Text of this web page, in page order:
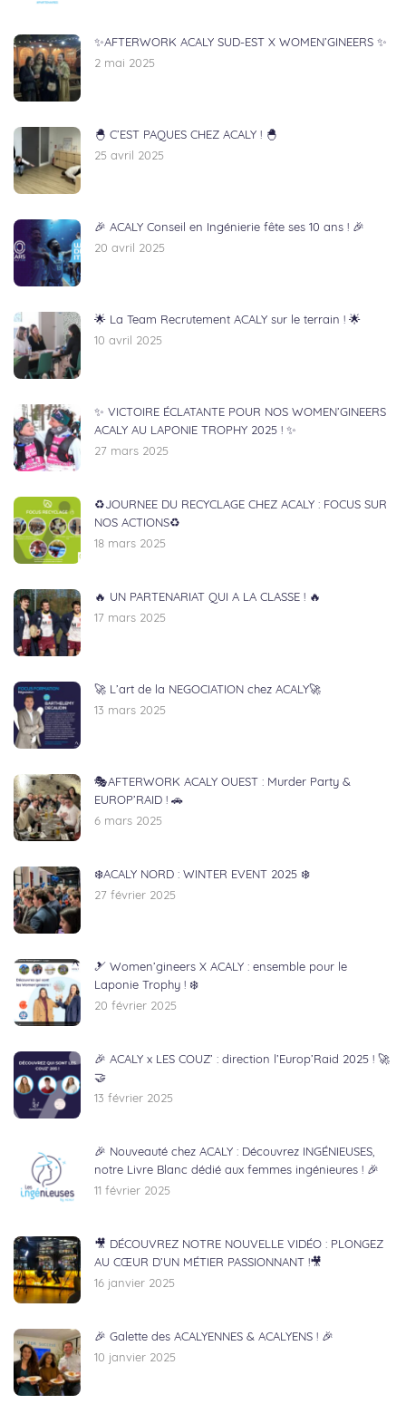
✨AFTERWORK ACALY SUD-EST X WOMEN’GINEERS ✨
2 mai 2025
🐣 C’EST PAQUES CHEZ ACALY ! 🐣
25 avril 2025
🎉 ACALY Conseil en Ingénierie fête ses 10 ans ! 🎉
20 avril 2025
🌟 La Team Recrutement ACALY sur le terrain ! 🌟
10 avril 2025
✨ VICTOIRE ÉCLATANTE POUR NOS WOMEN’GINEERS
ACALY AU LAPONIE TROPHY 2025 ! ✨
27 mars 2025
♻️JOURNEE DU RECYCLAGE CHEZ ACALY : FOCUS SUR
NOS ACTIONS♻️
18 mars 2025
🔥 UN PARTENARIAT QUI A LA CLASSE ! 🔥
17 mars 2025
🚀 L’art de la NEGOCIATION chez ACALY🚀
13 mars 2025
🎭AFTERWORK ACALY OUEST : Murder Party &
EUROP’RAID ! 🚗
6 mars 2025
❄️ACALY NORD : WINTER EVENT 2025 ❄️
27 février 2025
🎿 Women’gineers X ACALY : ensemble pour le
Laponie Trophy ! ❄️
20 février 2025
🎉 ACALY x LES COUZ’ : direction l’Europ’Raid 2025 ! 🚀
🤝
13 février 2025
🎉 Nouveauté chez ACALY : Découvrez INGÉNIEUSES,
notre Livre Blanc dédié aux femmes ingénieures ! 🎉
11 février 2025
🎥 DÉCOUVREZ NOTRE NOUVELLE VIDÉO : PLONGEZ
AU CŒUR D’UN MÉTIER PASSIONNANT !🎥
16 janvier 2025
🎉 Galette des ACALYENNES & ACALYENS ! 🎉
10 janvier 2025